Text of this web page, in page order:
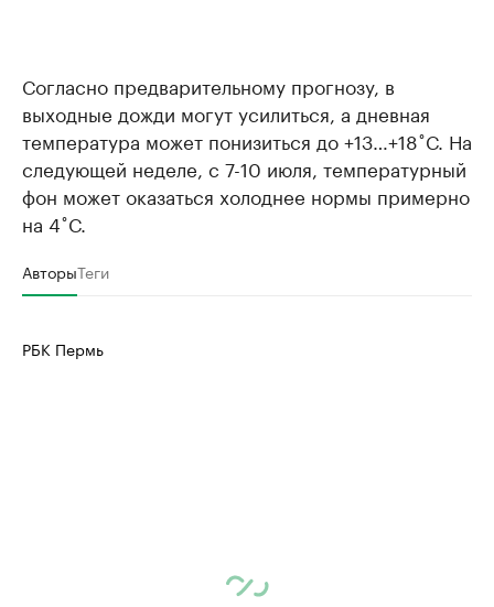
Согласно предварительному прогнозу, в
выходные дожди могут усилиться, а дневная
температура может понизиться до +13…+18˚С. На
следующей неделе, с 7-10 июля, температурный
фон может оказаться холоднее нормы примерно
на 4˚С.
АвторыТеги
РБК Пермь